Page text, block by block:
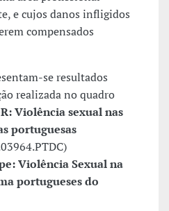
e cujos danos infligidos
compensados
se resultados
realizada no quadro
Violência sexual nas
portuguesas
Violência Sexual na
portugueses do